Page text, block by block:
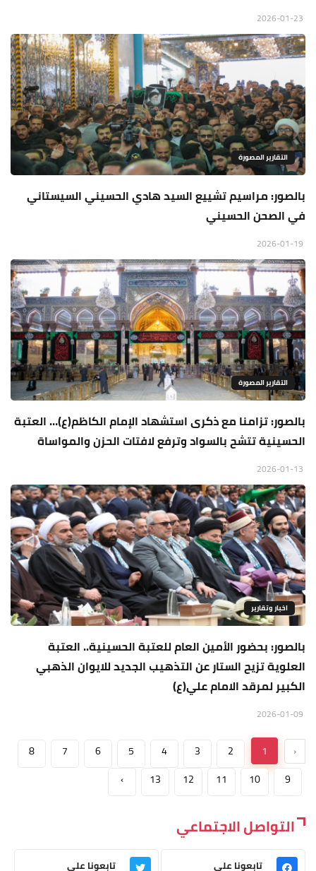
التقارير المصورة
بالصور: مراسيم تشييع السيد هادي الحسيني السيستاني
في الصحن الحسيني
التقارير المصورة
بالصور: تزامنا مع ذكرى استشهاد الإمام الكاظم(ع)… العتبة
الحسينية تتشح بالسواد وترفع لافتات الحزن والمواساة
اخبار وتقارير
بالصور: بحضور الأمين العام للعتبة الحسينية.. العتبة
العلوية تزيح الستار عن التذهيب الجديد للايوان الذهبي
الكبير لمرقد الامام علي(ع)
‹
1
2
3
4
5
6
7
8
9
10
11
12
13
›
التواصل الاجتماعي
تابعونا على تابعونا على